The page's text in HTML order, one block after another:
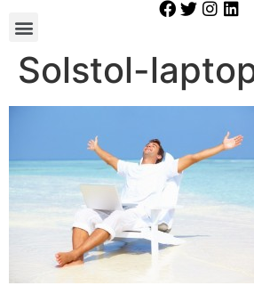
Solstol-